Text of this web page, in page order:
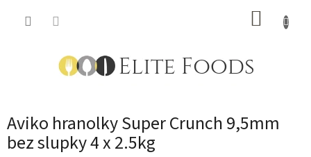
Aviko hranolky Super Crunch 9,5mm
bez slupky 4 x 2.5kg